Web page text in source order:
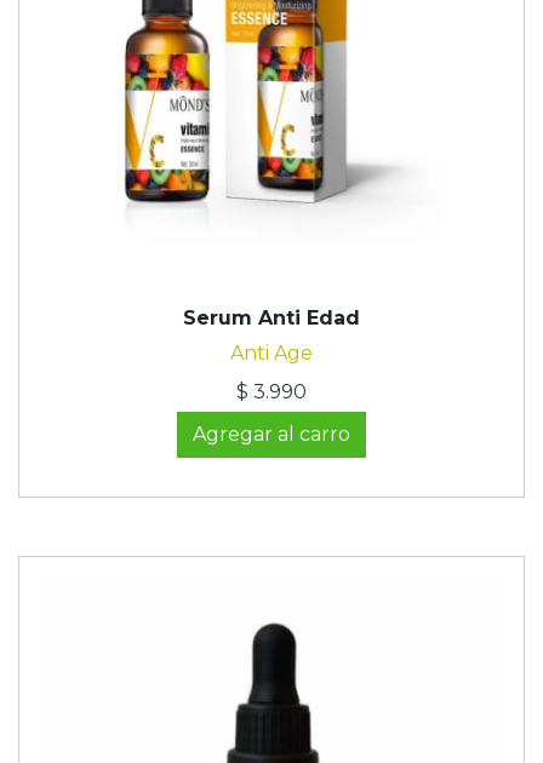
Serum Anti Edad
Anti Age
$ 3.990
Agregar al carro